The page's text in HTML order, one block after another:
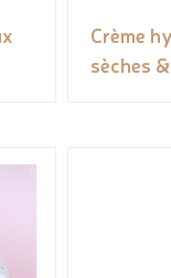
Crème
sèches